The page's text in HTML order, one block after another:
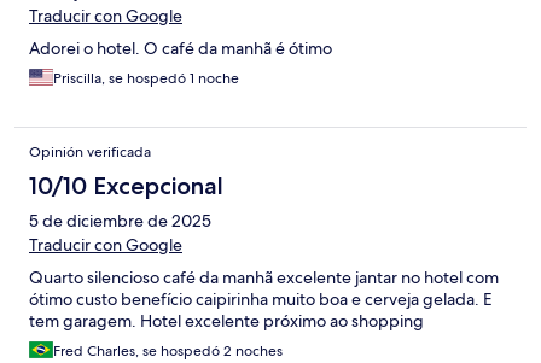
Traducir con Google
Adorei o hotel. O café da manhã é ótimo
Priscilla, se hospedó 1 noche
Opinión verificada
10/10 Excepcional
5 de diciembre de 2025
Traducir con Google
Quarto silencioso café da manhã excelente jantar no hotel com
ótimo custo benefício caipirinha muito boa e cerveja gelada. E
tem garagem. Hotel excelente próximo ao shopping
Fred Charles, se hospedó 2 noches